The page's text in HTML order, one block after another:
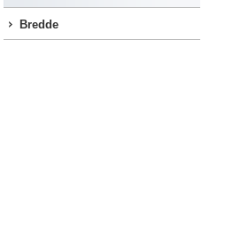
Bredde